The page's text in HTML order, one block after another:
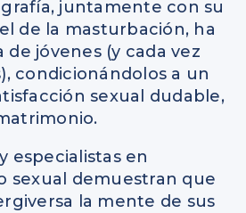
juntamente con su
de la masturbación, ha
de jóvenes (y cada vez
condicionándolos a un
sexual dudable,
especialistas en
sexual demuestran que
la mente de sus